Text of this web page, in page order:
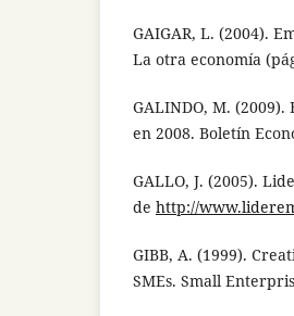
GAIGAR, L. (2004).
La otra economía
GALINDO, M.
en 2008. Boletín
GALLO, J. (2005).
de http://
GIBB, A. (1999).
SMEs. Small